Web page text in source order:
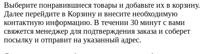
Выберите понравившиеся товары и добавьте их в корзину.
Далее перейдите в Корзину и внесите необходимую
контактную информацию. В течении 30 минут с вами
свяжется менеджер для подтверждения заказа и соберет
посылку и отправит на указанный адрес.